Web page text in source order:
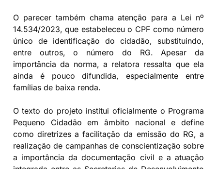
O parecer também chama atenção para a Lei nº
14.534/2023, que estabeleceu o CPF como número
único de identificação do cidadão, substituindo,
entre outros, o número do RG. Apesar da
importância da norma, a relatora ressalta que ela
ainda é pouco difundida, especialmente entre
famílias de baixa renda.
O texto do projeto institui oficialmente o Programa
Pequeno Cidadão em âmbito nacional e define
como diretrizes a facilitação da emissão do RG, a
realização de campanhas de conscientização sobre
a importância da documentação civil e a atuação